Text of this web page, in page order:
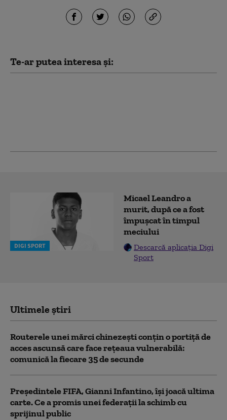
Te-ar putea interesa și:
DIGI SPORT
Micael Leandro a
murit, după ce a fost
împușcat în timpul
meciului
Descarcă aplicația Digi
Sport
Ultimele știri
Routerele unei mărci chinezești conțin o portiță de
acces ascunsă care face rețeaua vulnerabilă:
comunică la fiecare 35 de secunde
Președintele FIFA, Gianni Infantino, îşi joacă ultima
carte. Ce a promis unei federații la schimb cu
sprijinul public